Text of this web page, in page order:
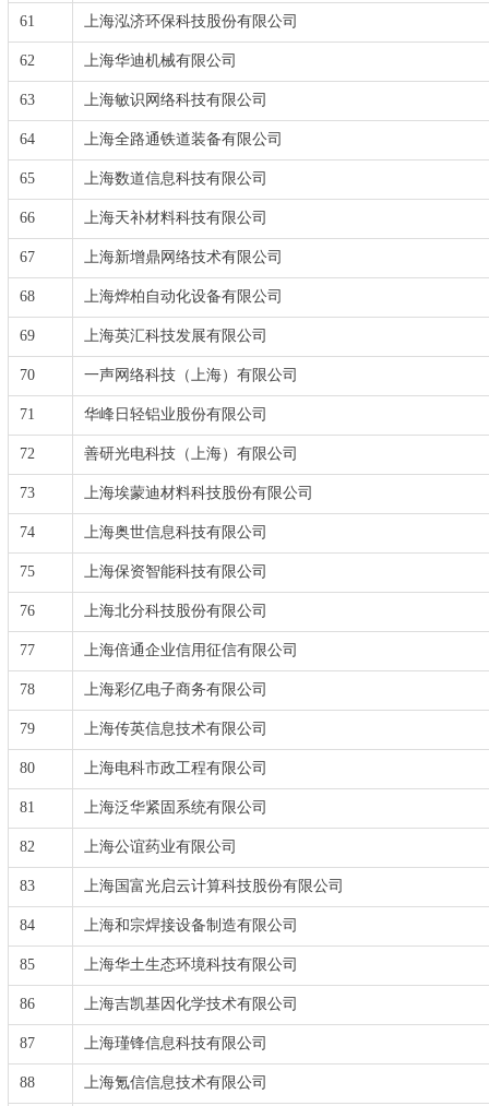
61 上海泓济环保科技股份有限公司
62 上海华迪机械有限公司
63 上海敏识网络科技有限公司
64 上海全路通铁道装备有限公司
65 上海数道信息科技有限公司
66 上海天补材料科技有限公司
67 上海新增鼎网络技术有限公司
68 上海烨柏自动化设备有限公司
69 上海英汇科技发展有限公司
70 一声网络科技（上海）有限公司
71 华峰日轻铝业股份有限公司
72 善研光电科技（上海）有限公司
73 上海埃蒙迪材料科技股份有限公司
74 上海奥世信息科技有限公司
75 上海保资智能科技有限公司
76 上海北分科技股份有限公司
77 上海倍通企业信用征信有限公司
78 上海彩亿电子商务有限公司
79 上海传英信息技术有限公司
80 上海电科市政工程有限公司
81 上海泛华紧固系统有限公司
82 上海公谊药业有限公司
83 上海国富光启云计算科技股份有限公司
84 上海和宗焊接设备制造有限公司
85 上海华土生态环境科技有限公司
86 上海吉凯基因化学技术有限公司
87 上海瑾锋信息科技有限公司
88 上海氪信信息技术有限公司